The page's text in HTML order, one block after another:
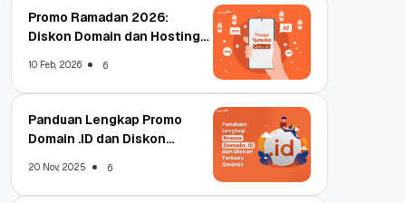
Promo Ramadan 2026:
Diskon Domain dan Hosting
10 Feb, 2026 6
Panduan Lengkap Promo
Domain .ID dan Diskon
20 Nov, 2025 6